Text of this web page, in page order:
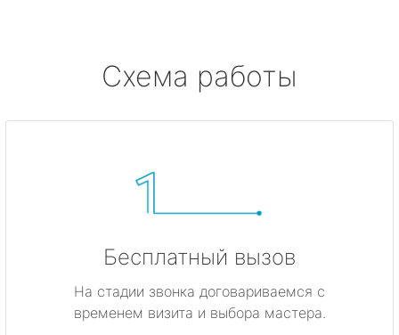
Схема работы
Бесплатный вызов
На стадии звонка договариваемся с
временем визита и выбора мастера.